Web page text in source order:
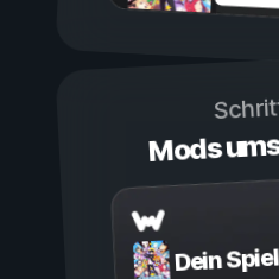
Mods
Dein Spiel